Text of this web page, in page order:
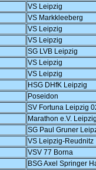
VS Leipzig
VS Markkleeberg
VS Leipzig
VS Leipzig
SG LVB Leipzig
VS Leipzig
VS Leipzig
HSG DHfK Leipzig
Poseidon
SV Fortuna Leipzig
Marathon e.V.
SG Paul Gruner
VS Leipzig-Reudnitz
VSV 77 Borna
BSG Axel Springer